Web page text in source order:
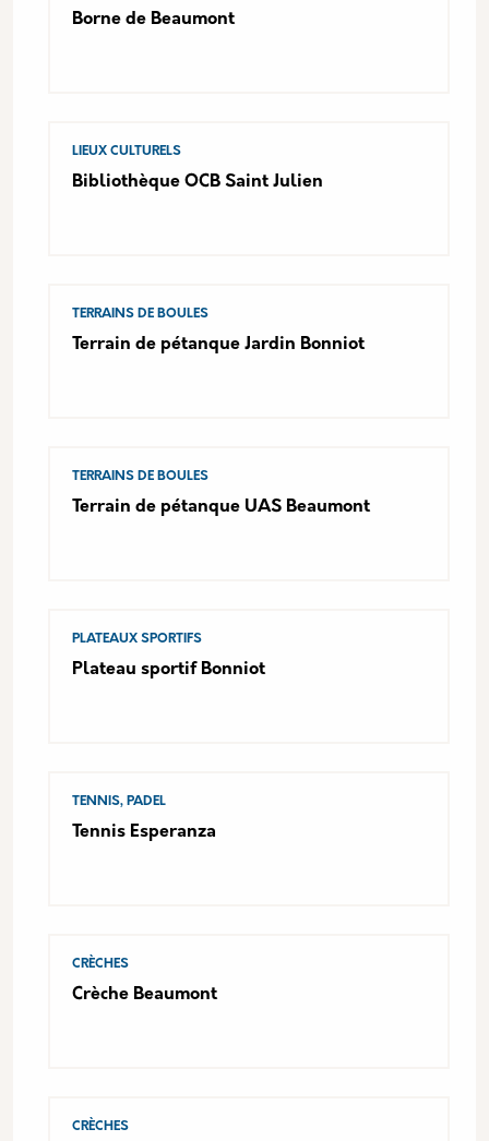
Borne de Beaumont
LIEUX CULTURELS
Bibliothèque OCB Saint Julien
TERRAINS DE BOULES
Terrain de pétanque Jardin Bonniot
TERRAINS DE BOULES
Terrain de pétanque UAS Beaumont
PLATEAUX SPORTIFS
Plateau sportif Bonniot
TENNIS, PADEL
Tennis Esperanza
CRÈCHES
Crèche Beaumont
CRÈCHES